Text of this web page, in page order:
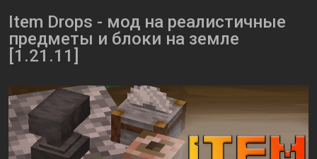
Item Drops - мод на реалистичные
предметы и блоки на земле
[1.21.11]